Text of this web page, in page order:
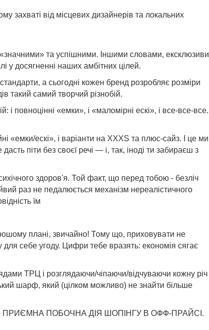
захваті від місцевих дизайнерів та локальних
та успішними. Іншими словами, ексклюзиви
у досягненні наших амбітних цілей.
а сьогодні кожен бренд розробляє розміри
такий самий творчий різнобій.
повноцінні «емки», і «маломірні ескі», і все-все-все.
«емки/ескі», і варіанти на XXXS та плюс-сайз. І це ми
піти без своєї речі — і, так, іноді ти забираєш з
здоров'я. Той факт, що перед тобою - безліч
раз не педалюється механізм нереалістичного
їм
плані, звичайно! Тому що, приховувати не
себе угоду. Цифри тебе вразять: економія сягає
ТРЦ і розглядаючи/чіпаючи/відчуваючи кожну річ
шарф, який (цілком можливо) не знайти більше
ПОБОЧНА ДІЯ ШОПІНГУ В ОФФ-ПРАЙСІ.